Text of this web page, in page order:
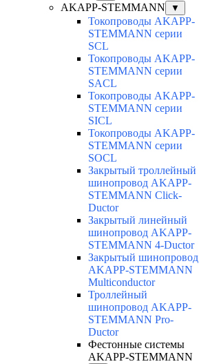
AKAPP-STEMMANN ▼
Токопроводы AKAPP-
STEMMANN серии
SCL
Токопроводы AKAPP-
STEMMANN серии
SACL
Токопроводы AKAPP-
STEMMANN серии
SICL
Токопроводы AKAPP-
STEMMANN серии
SOCL
Закрытый троллейный
шинопровод AKAPP-
STEMMANN Click-
Ductor
Закрытый линейный
шинопровод AKAPP-
STEMMANN 4-Ductor
Закрытый шинопровод
AKAPP-STEMMANN
Multiconductor
Троллейный
шинопровод AKAPP-
STEMMANN Pro-
Ductor
Фестонные системы
AKAPP-STEMMANN